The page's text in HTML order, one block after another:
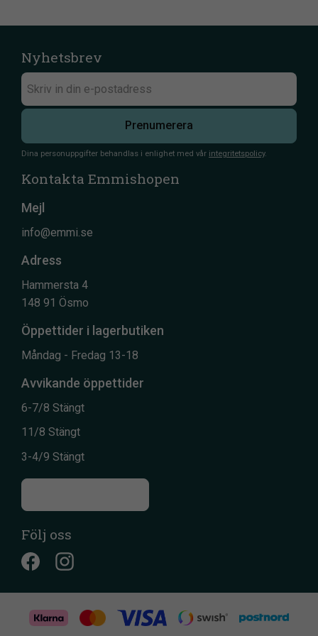
Nyhetsbrev
Prenumerera
Dina personuppgifter behandlas i enlighet med vår integritetspolicy.
Kontakta Emmishopen
Mejl
info@emmi.se
Adress
Hammersta 4
148 91 Ösmo
Öppettider i lagerbutiken
Måndag - Fredag 13-18
Avvikande öppettider
6-7/8 Stängt
11/8 Stängt
3-4/9 Stängt
Följ oss